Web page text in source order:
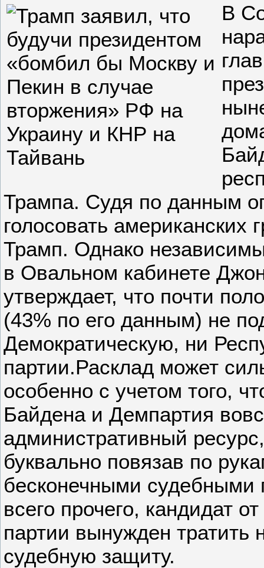
В
Трампа. Судя по данным
голосовать американских
Трамп. Однако
в Овальном кабинете
утверждает, что почти
(43% по его данным) не
Демократическую, ни
партии.Расклад может
особенно с учетом того,
Байдена и Демпартия
административный
буквально повязав по
бесконечными
всего прочего, кандидат
партии вынужден тратить
судебную защиту.